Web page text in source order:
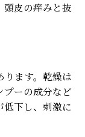
頭皮の痒みと抜
ります。乾燥は
プーの成分など
下し、刺激に